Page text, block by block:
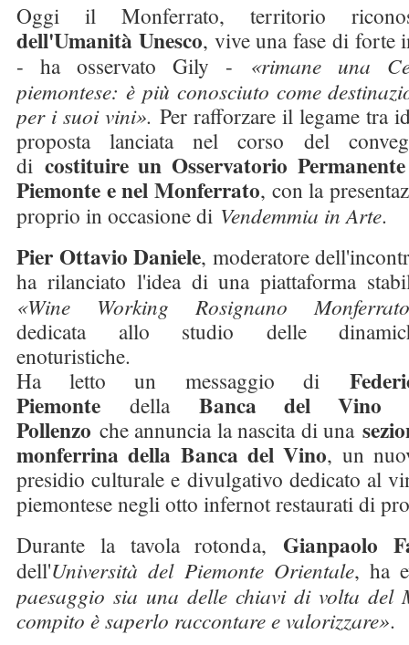
Oggi il Monferrato, territorio
dell'Umanità Unesco, vive una fase di forte
- ha osservato Gily - «rimane una
piemontese: è più conosciuto come
per i suoi vini».Per rafforzare il legame tra
proposta lanciata nel corso del
di costituire un Osservatorio
Piemonte e nel Monferrato, con la
proprio in occasione di Vendemmia in Arte.
Pier Ottavio Daniele, moderatore
ha rilanciato l'idea di una piattaforma
«Wine Working Rosignano
dedicata allo studio delle
enoturistiche.
Ha letto un messaggio di
Piemonte della Banca del Vino
Pollenzo che annuncia la nascita di una
monferrina della Banca del Vino, un
presidio culturale e divulgativo dedicato al
piemontese negli otto infernot restaurati di
Durante la tavola rotonda, Gianpaolo
dell'Università del Piemonte Orientale, ha
paesaggio sia una delle chiavi di volta del
compito è saperlo raccontare e valorizzare».